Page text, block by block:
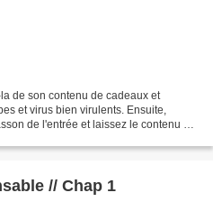
de son contenu de cadeaux et
et virus bien virulents. Ensuite,
de l'entrée et laissez le contenu de
// Chap 1